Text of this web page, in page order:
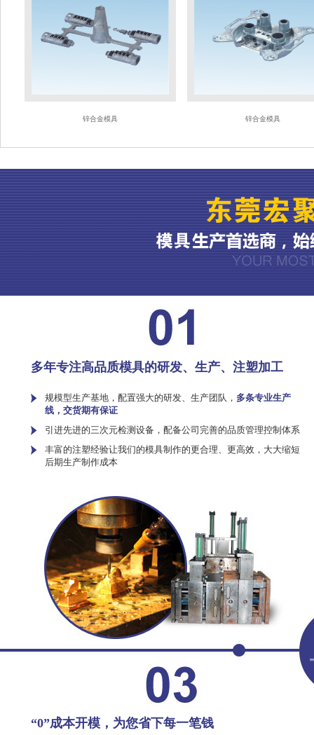
锌合金模具 锌合金模具
多年专注高品质模具的研发、生产、注塑加工
规模型生产基地，配置强大的研发、生产团队， 多条专业生产
线，交货期有保证
引进先进的三次元检测设备，配备公司完善的品质管理控制体系
丰富的注塑经验让我们的模具制作的更合理、更高效，大大缩短
后期生产制作成本
“0”成本开模，为您省下每一笔钱